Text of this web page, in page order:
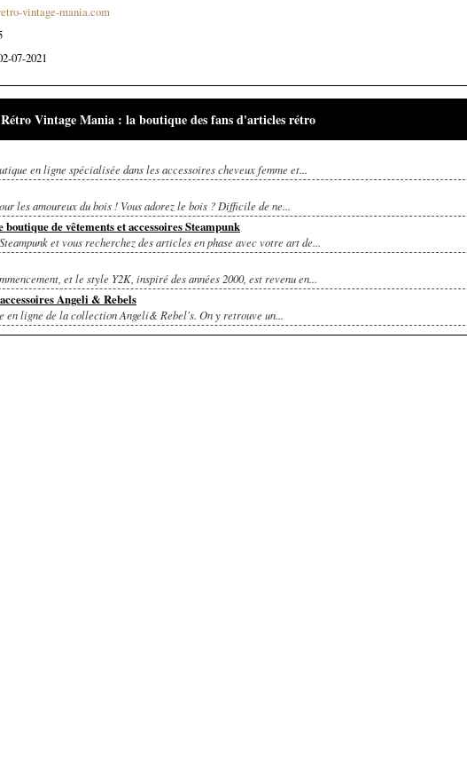
vintage-mania.com
07-2021
Vintage Mania : la boutique des fans d'articles rétro
en ligne spécialisée dans les accessoires cheveux femme et...
les amoureux du bois ! Vous adorez le bois ? Difficile de ne...
de vêtements et accessoires Steampunk
et vous recherchez des articles en phase avec votre art de...
et le style Y2K, inspiré des années 2000, est revenu en...
Angeli & Rebels
en ligne de la collection Angeli& Rebel's. On y retrouve un...